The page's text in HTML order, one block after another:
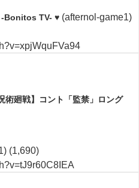
Bonitos TV- ♥ (afternol-game1)
術廻戦】コント「監禁」ロング
(1,690)